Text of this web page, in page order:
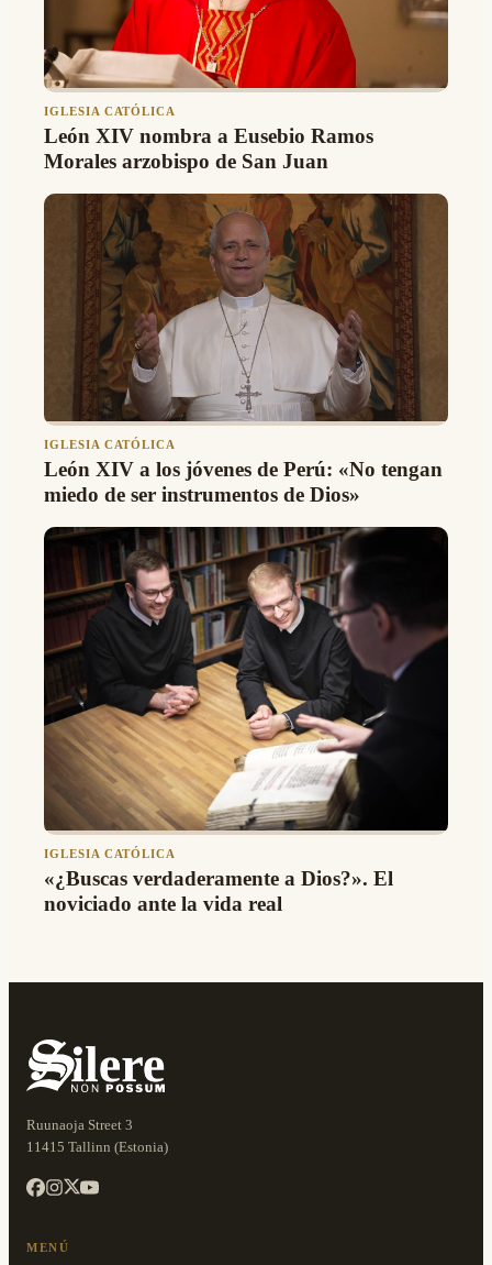
IGLESIA CATÓLICA
León XIV nombra a Eusebio Ramos
Morales arzobispo de San Juan
IGLESIA CATÓLICA
León XIV a los jóvenes de Perú: «No tengan
miedo de ser instrumentos de Dios»
IGLESIA CATÓLICA
«¿Buscas verdaderamente a Dios?». El
noviciado ante la vida real
Ruunaoja Street 3
11415 Tallinn (Estonia)
MENÚ